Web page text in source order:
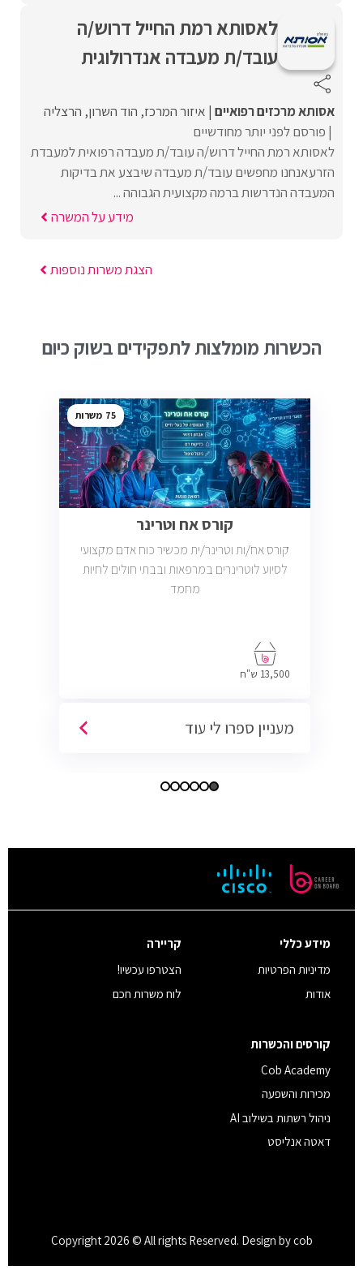
לאסותא רמת החייל דרוש/ה
עובד/ת מעבדה אנדרולוגית
אסותא מרכזים רפואיים איזור המרכז הוד השרון הרצליה
פורסם לפני יותר מחודשיים
לאסותא רמת החייל דרוש/ה עובד/ת מעבדה רפואית למעבדת
הזרעאנחנו מחפשים עובד/ת מעבדה שיבצע את בדיקות
המעבדה הנדרשות ברמה מקצועית הגבוהה ...
מידע על המשרה
הצגת משרות נוספות
הכשרות מומלצות לתפקידים בשוק כיום
75
קורס אח וטרינר
קורס אח/ות וטרינר/ית מכשיר כוח אדם מקצועי
לסיוע לוטרינרים במרפאות ובבתי חולים לחיות
מחמד
13,500 ש"ח
מעניין ספרו לי עוד
מידע כללי
מדיניות הפרטיות
אודות
קריירה
הצטרפו עכשיו!
לוח משרות חכם
קורסים והכשרות
Cob Academy
מכירות והשפעה
ניהול רשתות בשילוב AI
דאטה אנליסט
Copyright 2026 © All rights Reserved. Design by cob